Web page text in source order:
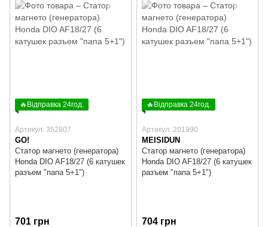
🔥Відправка 24год.
Артикул: 352807
GO!
Статор магнето (генератора)
Honda DIO AF18/27 (6 катушек
разъем "папа 5+1")
701 грн
🔥Відправка 24год.
Артикул: 201990
MEISIDUN
Статор магнето (генератора)
Honda DIO AF18/27 (6 катушек
разъем "папа 5+1")
704 грн